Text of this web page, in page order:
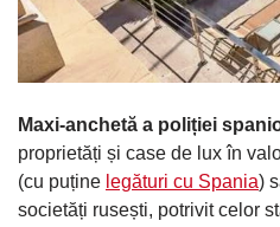
Maxi-anchetă a poliției
proprietăți și case de lux în
(cu puține legături cu Spania)
societăți rusești, potrivit celor